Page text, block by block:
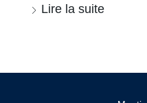
Lire la suite